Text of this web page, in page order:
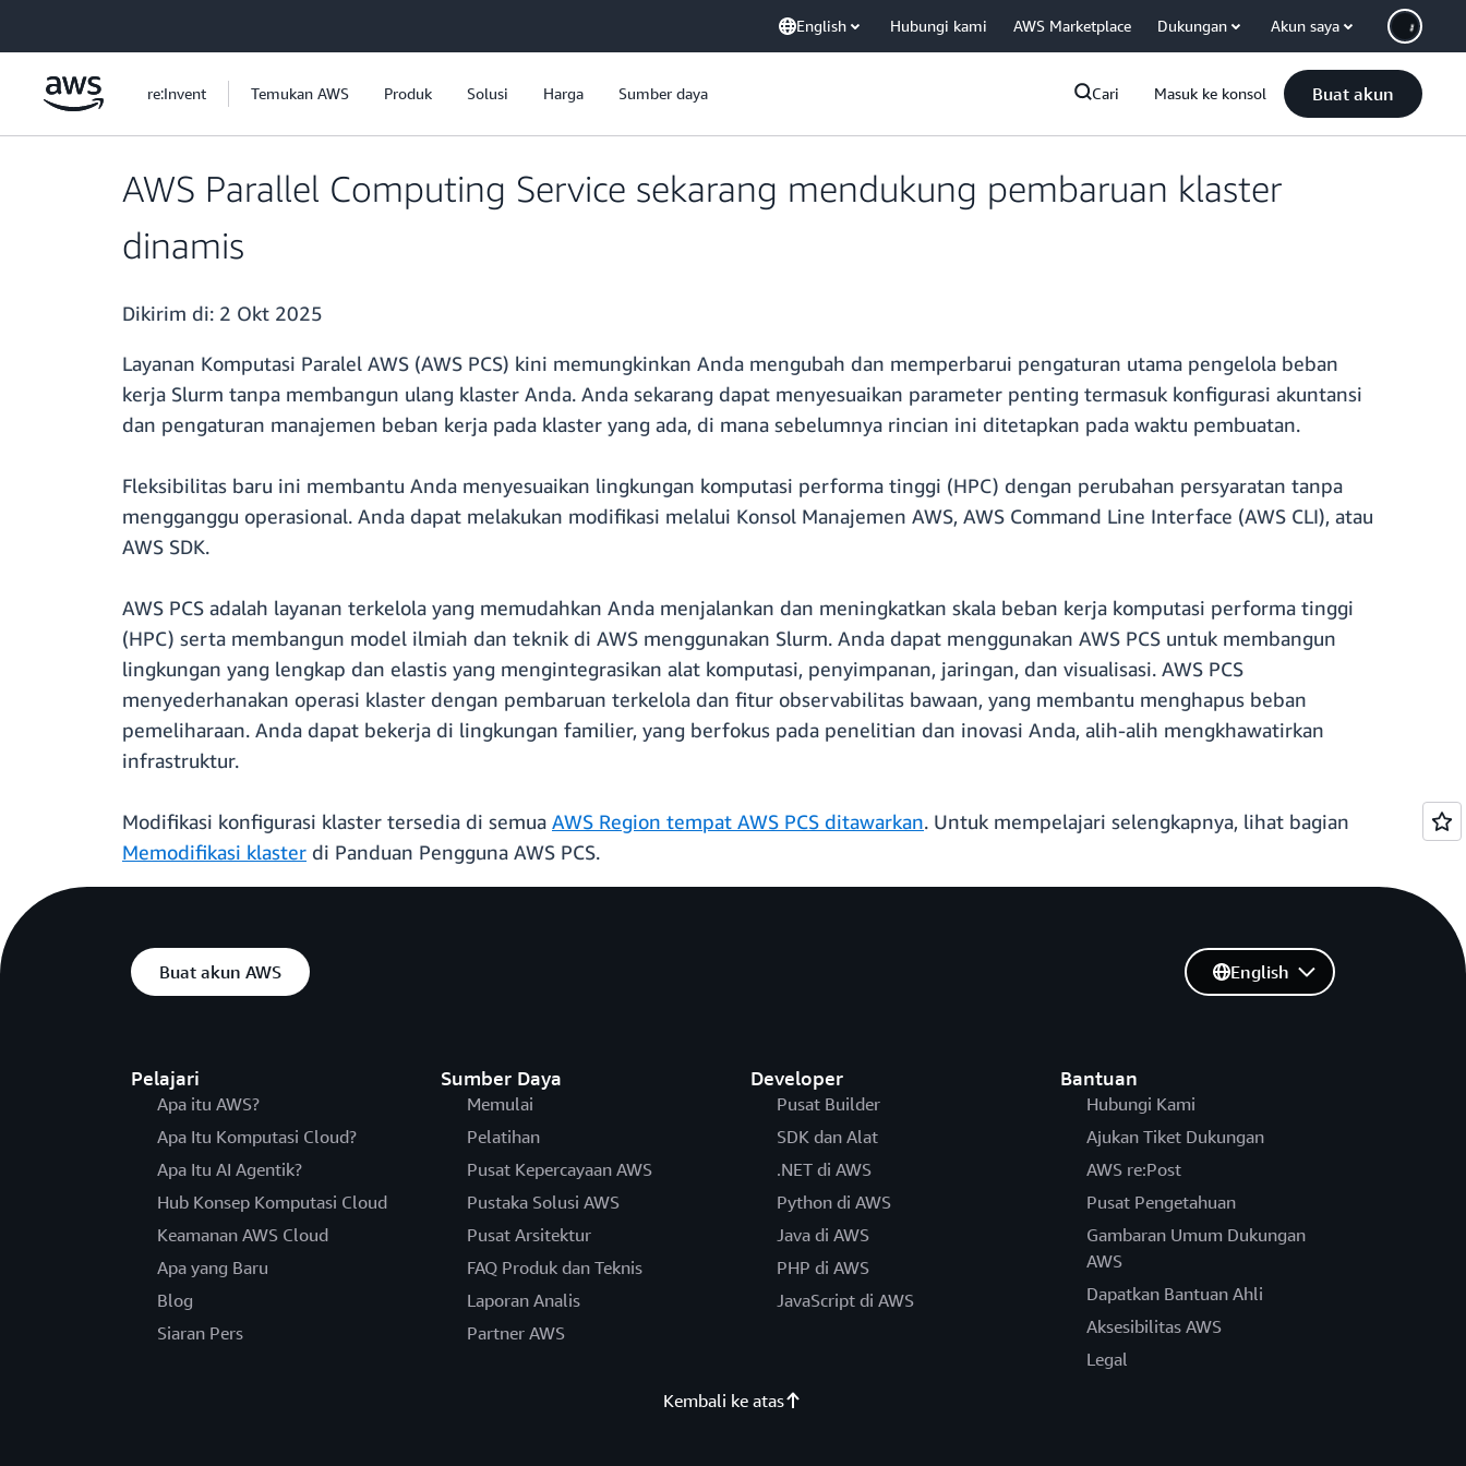
English Hubungi kami AWS Marketplace Dukungan Akun saya
re:Invent Temukan AWS Produk Solusi Harga Sumber daya Cari Masuk ke konsol Buat akun
AWS Parallel Computing Service sekarang mendukung pembaruan klaster
dinamis
Dikirim di: 2 Okt 2025
Layanan Komputasi Paralel AWS (AWS PCS) kini memungkinkan Anda mengubah dan memperbarui pengaturan utama pengelola beban
kerja Slurm tanpa membangun ulang klaster Anda. Anda sekarang dapat menyesuaikan parameter penting termasuk konfigurasi akuntansi
dan pengaturan manajemen beban kerja pada klaster yang ada, di mana sebelumnya rincian ini ditetapkan pada waktu pembuatan.
Fleksibilitas baru ini membantu Anda menyesuaikan lingkungan komputasi performa tinggi (HPC) dengan perubahan persyaratan tanpa
mengganggu operasional. Anda dapat melakukan modifikasi melalui Konsol Manajemen AWS, AWS Command Line Interface (AWS CLI), atau
AWS SDK.
AWS PCS adalah layanan terkelola yang memudahkan Anda menjalankan dan meningkatkan skala beban kerja komputasi performa tinggi
(HPC) serta membangun model ilmiah dan teknik di AWS menggunakan Slurm. Anda dapat menggunakan AWS PCS untuk membangun
lingkungan yang lengkap dan elastis yang mengintegrasikan alat komputasi, penyimpanan, jaringan, dan visualisasi. AWS PCS
menyederhanakan operasi klaster dengan pembaruan terkelola dan fitur observabilitas bawaan, yang membantu menghapus beban
pemeliharaan. Anda dapat bekerja di lingkungan familier, yang berfokus pada penelitian dan inovasi Anda, alih-alih mengkhawatirkan
infrastruktur.
Modifikasi konfigurasi klaster tersedia di semua AWS Region tempat AWS PCS ditawarkan. Untuk mempelajari selengkapnya, lihat bagian
Memodifikasi klaster di Panduan Pengguna AWS PCS.
Buat akun AWS
Pelajari
Apa itu AWS?
Apa Itu Komputasi Cloud?
Apa Itu AI Agentik?
Hub Konsep Komputasi Cloud
Keamanan AWS Cloud
Apa yang Baru
Blog
Siaran Pers
Sumber Daya
Memulai
Pelatihan
Pusat Kepercayaan AWS
Pustaka Solusi AWS
Pusat Arsitektur
FAQ Produk dan Teknis
Laporan Analis
Partner AWS
Developer
Pusat Builder
SDK dan Alat
.NET di AWS
Python di AWS
Java di AWS
PHP di AWS
JavaScript di AWS
Bantuan
Hubungi Kami
Ajukan Tiket Dukungan
AWS re:Post
Pusat Pengetahuan
Gambaran Umum Dukungan
AWS
Dapatkan Bantuan Ahli
Aksesibilitas AWS
Legal
English
Kembali ke atas